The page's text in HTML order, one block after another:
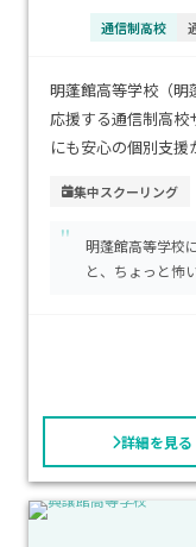
通信制高校
明蓬館高等学校（明
応援する通信制高校
にも安心の個別支
学びをサポートし
り、通学の不安を
単位履修料に加え
自分らしいペース
集中スクーリング
"
明蓬館高等学校
と、ちょっと怖
詳細を見る